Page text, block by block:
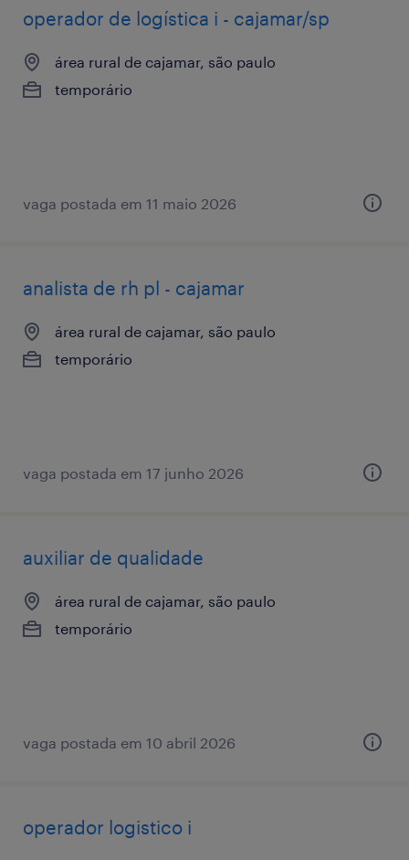
operador de logística i - cajamar/sp
área rural de cajamar, são paulo
temporário
vaga postada em 11 maio 2026
analista de rh pl - cajamar
área rural de cajamar, são paulo
temporário
vaga postada em 17 junho 2026
auxiliar de qualidade
área rural de cajamar, são paulo
temporário
vaga postada em 10 abril 2026
operador logistico i